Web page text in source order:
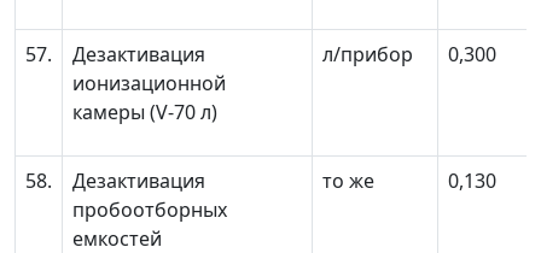
57.
Дезактивация
ионизационной
камеры (V-70 л)
л/прибор 0,300
58.
Дезактивация
пробоотборных
емкостей
то же 0,130